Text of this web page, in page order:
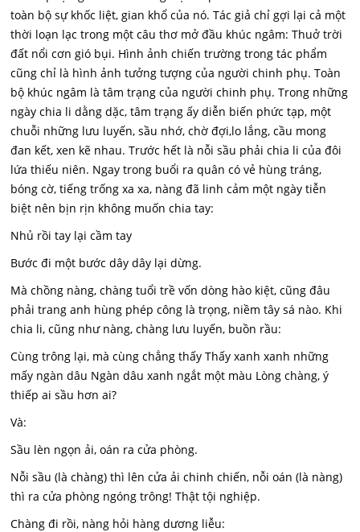
toàn bộ sự khốc liệt, gian khổ của nó. Tác giả chỉ gợi lại cả một
thời loạn lạc trong một câu thơ mở đầu khúc ngâm: Thuở trời
đất nổi cơn gió bụi. Hình ảnh chiến trường trong tác phẩm
cũng chỉ là hình ảnh tưởng tượng của người chinh phụ. Toàn
bộ khúc ngâm là tâm trạng của người chinh phụ. Trong những
ngày chia li dằng dặc, tâm trạng ấy diễn biến phức tạp, một
chuỗi những lưu luyến, sầu nhớ, chờ đợi,lo lắng, cầu mong
đan kết, xen kẽ nhau. Trước hết là nỗi sầu phải chia li của đôi
lứa thiếu niên. Ngay trong buổi ra quân có vẻ hùng tráng,
bóng cờ, tiếng trống xa xa, nàng đã linh cảm một ngày tiễn
biệt nên bịn rịn không muốn chia tay:
Nhủ rồi tay lại cầm tay
Bước đi một bước dây dây lại dừng.
Mà chồng nàng, chàng tuổi trề vốn dòng hào kiệt, cũng đâu
phải trang anh hùng phép công là trọng, niềm tây sá nào. Khi
chia li, cũng như nàng, chàng lưu luyến, buồn rầu:
Cùng trông lại, mà cùng chẳng thấy Thấy xanh xanh những
mấy ngàn dâu Ngàn dâu xanh ngắt một màu Lòng chàng, ý
thiếp ai sầu hơn ai?
Và:
Sầu lèn ngọn ải, oán ra cửa phòng.
Nỗi sầu (là chàng) thì lên cửa ải chinh chiến, nỗi oán (là nàng)
thì ra cửa phòng ngóng trông! Thật tội nghiệp.
Chàng đi rồi, nàng hỏi hàng dương liễu: